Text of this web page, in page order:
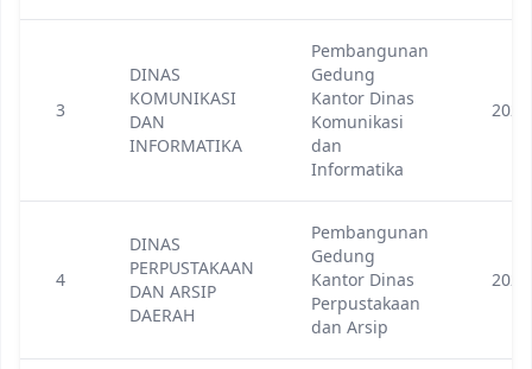
3
DINAS
KOMUNIKASI
DAN
INFORMATIKA
Pembangunan
Gedung
Kantor Dinas
Komunikasi
dan
Informatika
2023
4
DINAS
PERPUSTAKAAN
DAN ARSIP
DAERAH
Pembangunan
Gedung
Kantor Dinas
Perpustakaan
dan Arsip
2023